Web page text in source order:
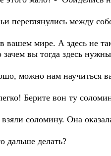
переглянулись между
вашем мире. А здесь не
зачем вы тогда здесь
можно нам научиться
Берите вон ту
соломину. Она
дальше делать?